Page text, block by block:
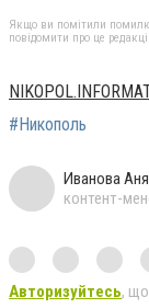
Якщо ви помітили
повідомити про це
#Никополь
Иванова Аня
контент-
Авторизуйтесь,